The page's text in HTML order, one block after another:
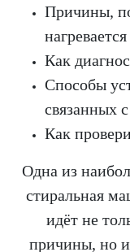
Причины,
нагревается
Как
Способы
связанных
Как
Одна из
стиральная
идёт не
причины, но